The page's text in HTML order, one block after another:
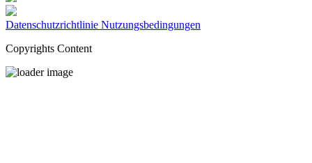
Datenschutzrichtlinie Nutzungsbedingungen
Copyrights Content